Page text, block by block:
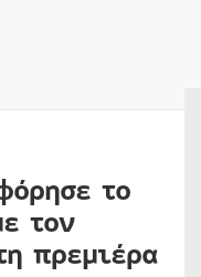
το
τον
πρεμιέρα